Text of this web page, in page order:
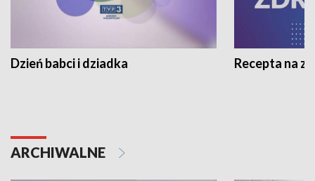
Dzień babci i dziadka Recepta na
ARCHIWALNE